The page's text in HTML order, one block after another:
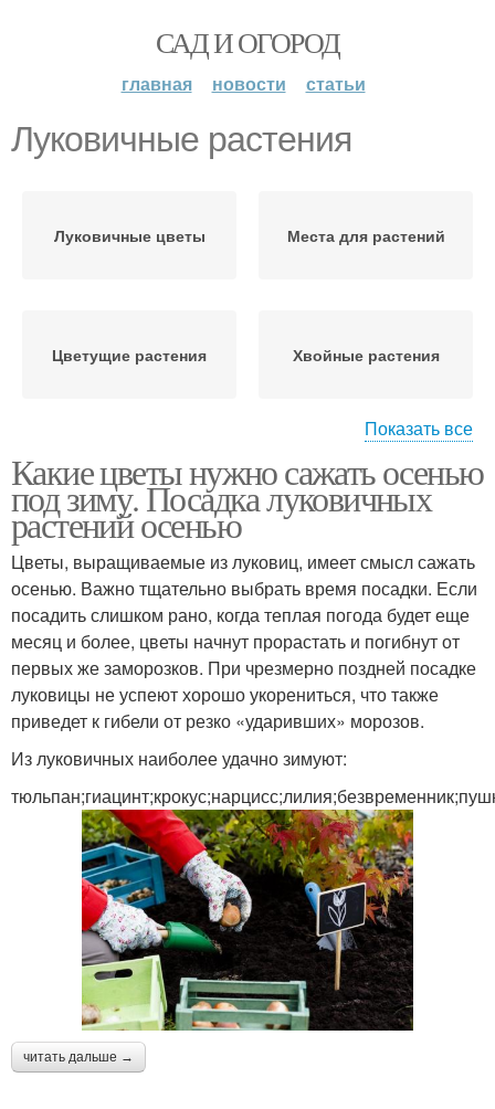
САД И ОГОРОД
главная новости статьи
Луковичные растения
Луковичные цветы Места для растений
Цветущие растения Хвойные растения
Растения для квартиры Растения для сада
Комнатное растение Растения в горшках
Южные растения Растения в квартире
Показать все
Какие цветы нужно сажать осенью
под зиму. Посадка луковичных
растений осенью
Цветы, выращиваемые из луковиц, имеет смысл сажать
осенью. Важно тщательно выбрать время посадки. Если
посадить слишком рано, когда теплая погода будет еще
месяц и более, цветы начнут прорастать и погибнут от
первых же заморозков. При чрезмерно поздней посадке
луковицы не успеют хорошо укорениться, что также
приведет к гибели от резко «ударивших» морозов.
Из луковичных наиболее удачно зимуют:
читать дальше →